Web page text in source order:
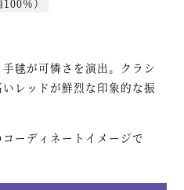
毬が可憐さを演出。クラシ
レッドが鮮烈な印象的な振
ーディネートイメージで